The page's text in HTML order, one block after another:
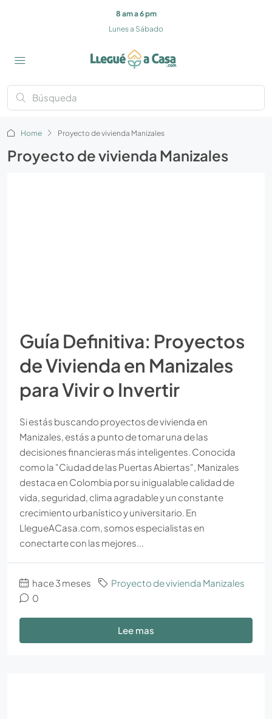
8 am a 6 pm
Lunes a Sábado
Home Proyecto de vivienda Manizales
Proyecto de vivienda Manizales
Guía Definitiva: Proyectos
de Vivienda en Manizales
para Vivir o Invertir
Si estás buscando proyectos de vivienda en
Manizales, estás a punto de tomar una de las
decisiones financieras más inteligentes. Conocida
como la "Ciudad de las Puertas Abiertas", Manizales
destaca en Colombia por su inigualable calidad de
vida, seguridad, clima agradable y un constante
crecimiento urbanístico y universitario. En
LlegueACasa.com, somos especialistas en
conectarte con las mejores...
hace 3 meses
Proyecto de vivienda Manizales
0
Lee mas